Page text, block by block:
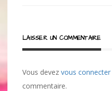
LAISSER UN COMMENTAIRE
Vous devez vous connecter
commentaire.